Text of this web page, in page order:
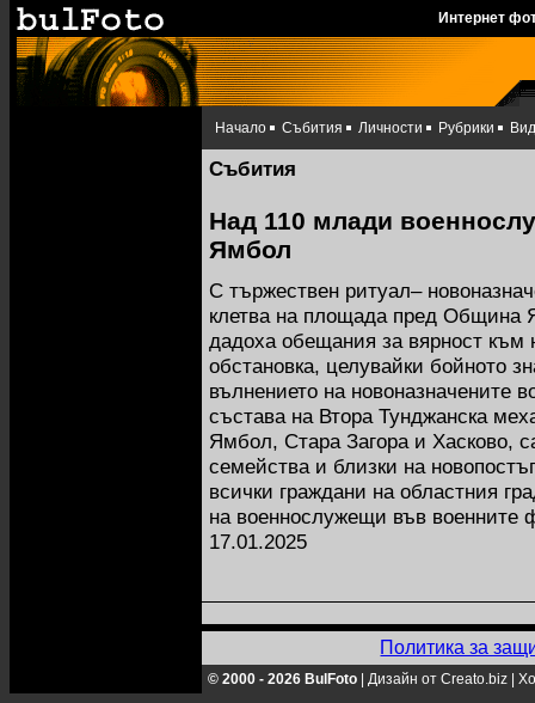
Интернет
Начало Събития Личности Рубрики
Събития
Над 110 млади
Ямбол
С тържествен ритуал–
клетва на площада пред Община
дадоха обещания за вярност към
обстановка, целувайки бойното
вълнението на новоназначените
състава на Втора Тунджанска
Ямбол, Стара Загора и Хасково,
семейства и близки на
всички граждани на областния
на военнослужещи във военните
17.01.2025
Политика за
© 2000 - 2026 BulFoto Дизайн от Creato.biz